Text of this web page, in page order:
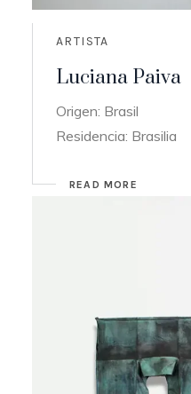
ARTISTA
Luciana Paiva
Origen: Brasil
Residencia: Brasilia
READ MORE